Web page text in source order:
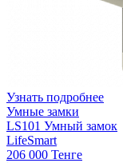
Узнать подробнее
Умные замки
LS101 Умный замок
LifeSmart
206 000 Тенге